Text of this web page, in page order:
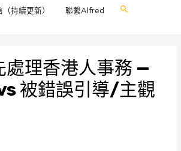
持續更新） 聯繫Alfred
處理香港人事務 —
被錯誤引導/主觀